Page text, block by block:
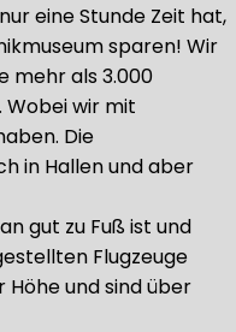
eine Stunde Zeit hat,
sparen! Wir
mehr als 3.000
Wobei wir mit
Die
in Hallen und aber
gut zu Fuß ist und
Flugzeuge
und sind über